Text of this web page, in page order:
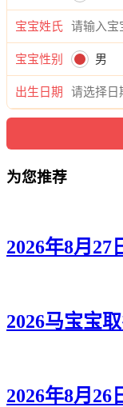
宝宝姓氏
宝宝性别 男
出生日期
为您推荐
2026年8月
2026马宝宝
2026年8月